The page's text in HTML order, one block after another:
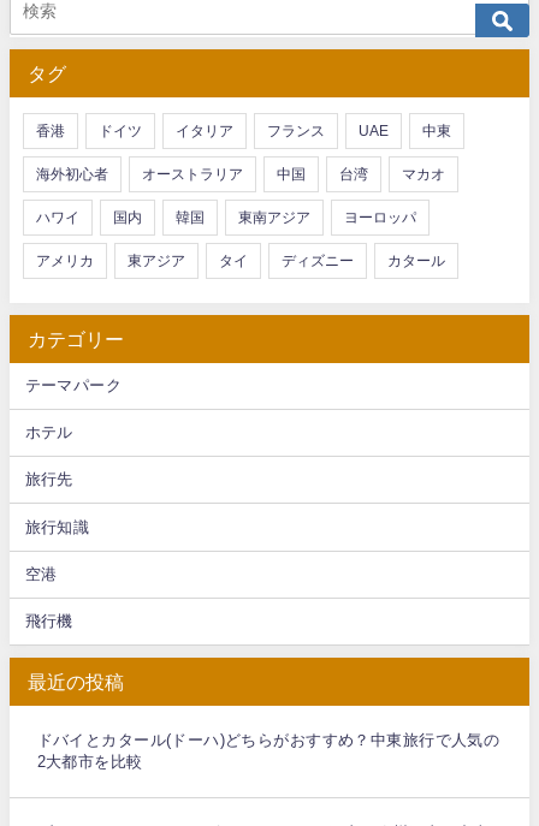
タグ
香港 ドイツ イタリア フランス UAE 中東
海外初心者 オーストラリア 中国 台湾 マカオ
ハワイ 国内 韓国 東南アジア ヨーロッパ
アメリカ 東アジア タイ ディズニー カタール
カテゴリー
テーマパーク
ホテル
旅行先
旅行知識
空港
飛行機
最近の投稿
ドバイとカタール(ドーハ)どちらがおすすめ？中東旅行で人気の
2大都市を比較